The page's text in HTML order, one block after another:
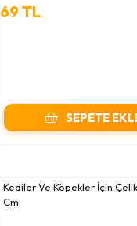
69 TL
SEPETE
Kediler Ve Köpekler İçin
Cm